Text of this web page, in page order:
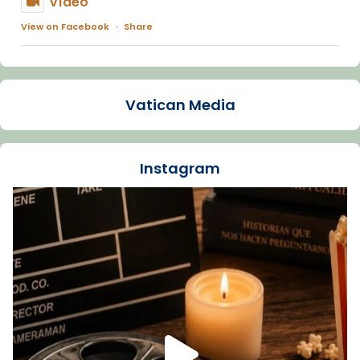
View on Facebook · Share
Arquebisbat de Barcelona
La Carmina va patir depressió. Fa gairebé
dos mesos, a l'Estadi Lluís Companys, la
Recupera l'entrevista comp
Vatican
tican News 👇
www.vaticannews.va/es/iglesia/news/2026-
07/carmina-historia-depresion-papa-viaje-
espana-testimoni...
Foto
View on Facebook · Share
Vatican Media
Instagram